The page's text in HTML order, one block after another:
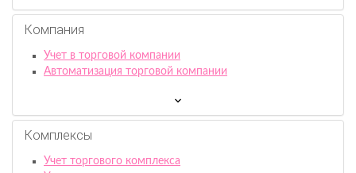
Компания
Учет в торговой компании
Автоматизация торговой компании
Комплексы
Учет торгового комплекса